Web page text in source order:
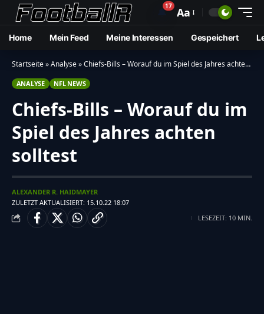
🔔17 Aa
Home Mein Feed Meine Interessen Gespeichert
Startseite»Analyse»Chiefs-Bills – Worauf du im Spiel des Jahres achten solltest
ANALYSE NFL NEWS
Chiefs-Bills – Worauf du im
Spiel des Jahres achten
solltest
ZULETZT AKTUALISIERT: 15.10.22 18:07
ALEXANDER R. HAIDMAYER
LESEZEIT: 10 MIN.